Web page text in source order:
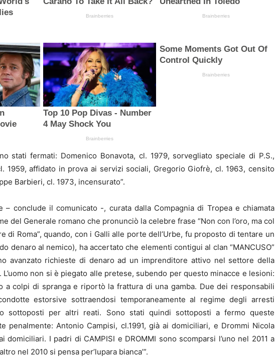
stati fermati: Domenico Bonavota, cl. 1979, sorvegliato speciale di P.S.,
1959, affidato in prova ai servizi sociali, Gregorio Giofrè, cl. 1963, censito
Barbieri, cl. 1973, incensurato”.
– conclude il comunicato -, curata dalla Compagnia di Tropea e chiamata
del Generale romano che pronunciò la celebre frase “Non con l’oro, ma col
di Roma”, quando, con i Galli alle porte dell’Urbe, fu proposto di tentare un
denaro al nemico), ha accertato che elementi contigui al clan “MANCUSO”
avanzato richieste di denaro ad un imprenditore attivo nel settore della
non si è piegato alle pretese, subendo per questo minacce e lesioni:
a colpi di spranga e riportò la frattura di una gamba. Due dei responsabili
estorsive sottraendosi temporaneamente al regime degli arresti
sottoposti per altri reati. Sono stati quindi sottoposti a fermo queste
penalmente: Antonio Campisi, cl.1991, già ai domiciliari, e Drommi Nicola
domiciliari. I padri di CAMPISI e DROMMI sono scomparsi l’uno nel 2011 a
nel 2010 si pensa per’lupara bianca’”.